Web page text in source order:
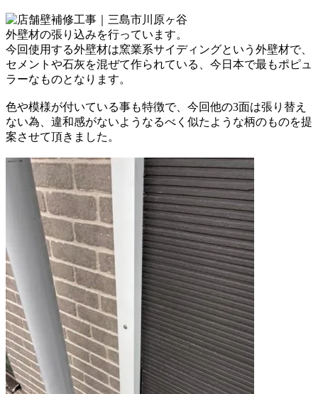
外壁材の張り込みを行っています。
今回使用する外壁材は窯業系サイディングという 外壁材で、
セメントや石灰を混ぜて作られている、今日本で最もポピュ
ラーな ものとなります。
色や模様が付いている事も特徴で、 今回他の3面は張り替え
ない為、 違和感がないようなるべく似たような柄のものを提
案させて頂きました。